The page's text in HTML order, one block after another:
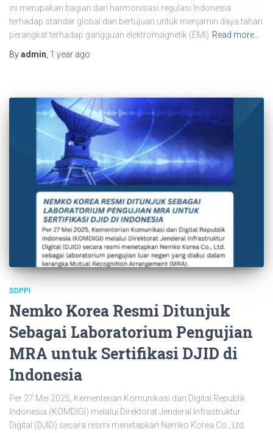
ini merupakan bagian dari harmonisasi regulasi Indonesia
terhadap standar global dan bertujuan untuk menjamin daya tahan
perangkat terhadap gangguan elektromagnetik (EMI) Read more…
Byadmin 1 year ago
SDPPI
Nemko Korea Resmi Ditunjuk
Sebagai Laboratorium Pengujian
MRA untuk Sertifikasi DJID di
Indonesia
Per 27 Mei 2025, Kementerian Komunikasi dan Digital Republik
Indonesia (KOMDIGI) melalui Direktorat Jenderal Infrastruktur
Digital (DJID) secara resmi menetapkan Nemko Korea Co., Ltd.